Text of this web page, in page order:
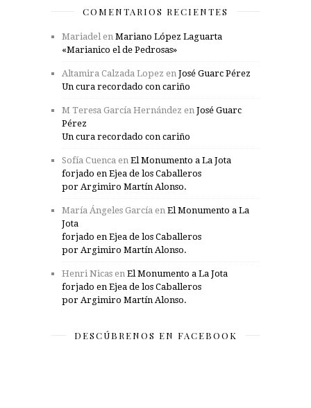
COMENTARIOS RECIENTES
Mariadel en Mariano López Laguarta
«Marianico el de Pedrosas»
Altamira Calzada Lopez en José Guarc Pérez
Un cura recordado con cariño
M Teresa García Hernández en José Guarc
Pérez
Un cura recordado con cariño
Sofía Cuenca en El Monumento a La Jota
forjado en Ejea de los Caballeros
por Argimiro Martín Alonso.
María Ángeles García en El Monumento a La
Jota
forjado en Ejea de los Caballeros
por Argimiro Martín Alonso.
Henri Nicas en El Monumento a La Jota
forjado en Ejea de los Caballeros
por Argimiro Martín Alonso.
DESCÚBRENOS EN FACEBOOK